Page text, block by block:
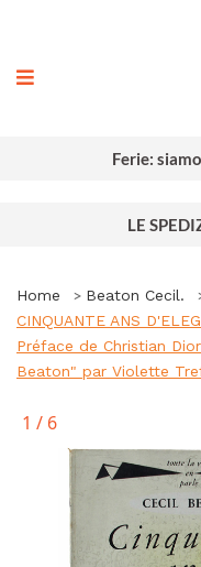
Ferie:
LE
Home
Beaton Cecil.
CINQUANTE ANS
Préface de Christian
Beaton" par Violette
1 / 6